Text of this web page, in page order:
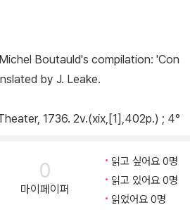
Boutauld's compilation: 'Con
by J. Leake.
1736. 2v.(xix,[1],402p.) ; 4°
0
마이페이퍼
읽고 싶어요 0명
읽고 있어요 0명
읽었어요 0명